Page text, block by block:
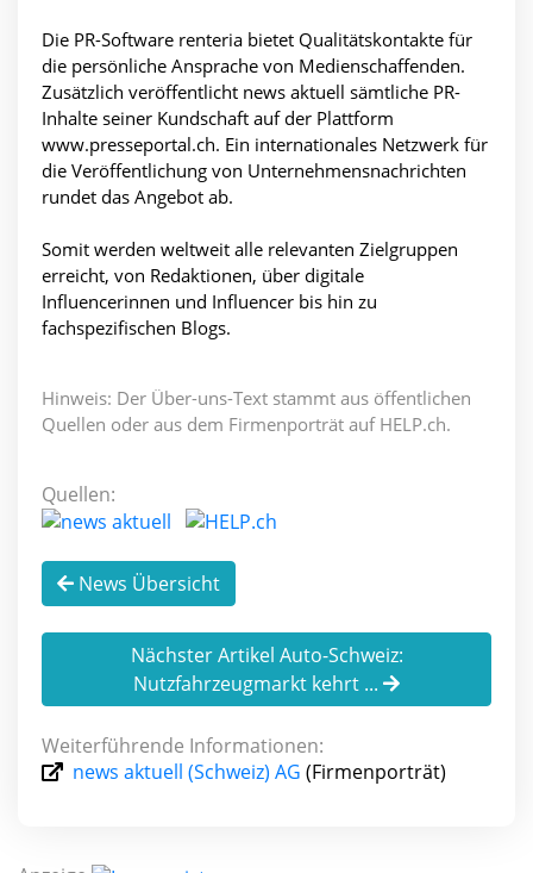
Die PR-Software renteria bietet Qualitätskontakte für
die persönliche Ansprache von Medienschaffenden.
Zusätzlich veröffentlicht news aktuell sämtliche PR-
Inhalte seiner Kundschaft auf der Plattform
www.presseportal.ch. Ein internationales Netzwerk für
die Veröffentlichung von Unternehmensnachrichten
rundet das Angebot ab.
Somit werden weltweit alle relevanten Zielgruppen
erreicht, von Redaktionen, über digitale
Influencerinnen und Influencer bis hin zu
fachspezifischen Blogs.
Hinweis: Der Über-uns-Text stammt aus öffentlichen
Quellen oder aus dem Firmenporträt auf HELP.ch.
Quellen:
News Übersicht
Nächster Artikel Auto-Schweiz:
Nutzfahrzeugmarkt kehrt ...
Weiterführende Informationen:
news aktuell (Schweiz) AG (Firmenporträt)